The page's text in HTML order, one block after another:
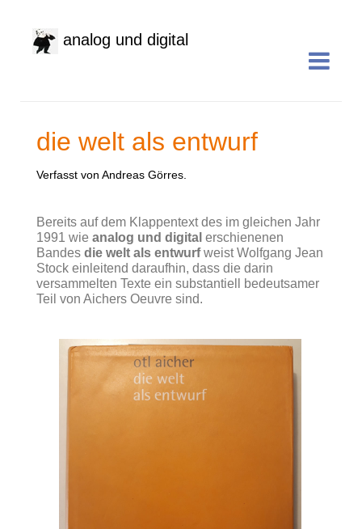
analog und digital
die welt als entwurf
Verfasst von Andreas Görres.
Bereits auf dem Klappentext des im gleichen Jahr
1991 wie analog und digital erschienenen
Bandes die welt als entwurfweist Wolfgang Jean
Stock einleitend daraufhin, dass die darin
versammelten Texte ein substantiell bedeutsamer
Teil von Aichers Oeuvre sind.